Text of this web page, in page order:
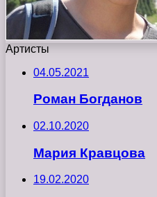
Артисты
04.05.2021
Роман Богданов
02.10.2020
Мария Кравцова
19.02.2020